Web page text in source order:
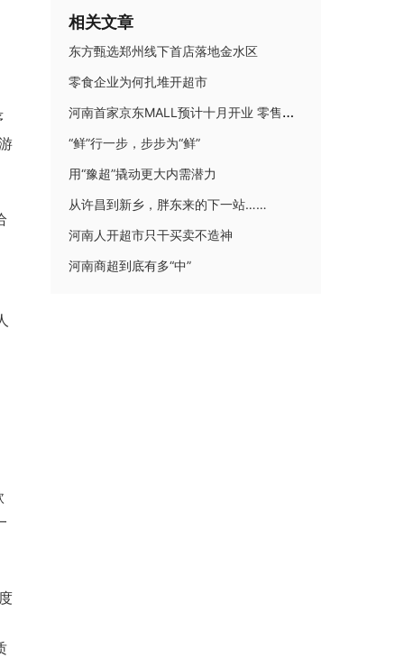
相关文章
东方甄选郑州线下首店落地金水区
零食企业为何扎堆开超市
河南首家京东MALL预计十月开业 零售新玩家激活市场新动能
“鲜”行一步，步步为“鲜”
用“豫超”撬动更大内需潜力
从许昌到新乡，胖东来的下一站……
河南人开超市只干买卖不造神
河南商超到底有多“中”